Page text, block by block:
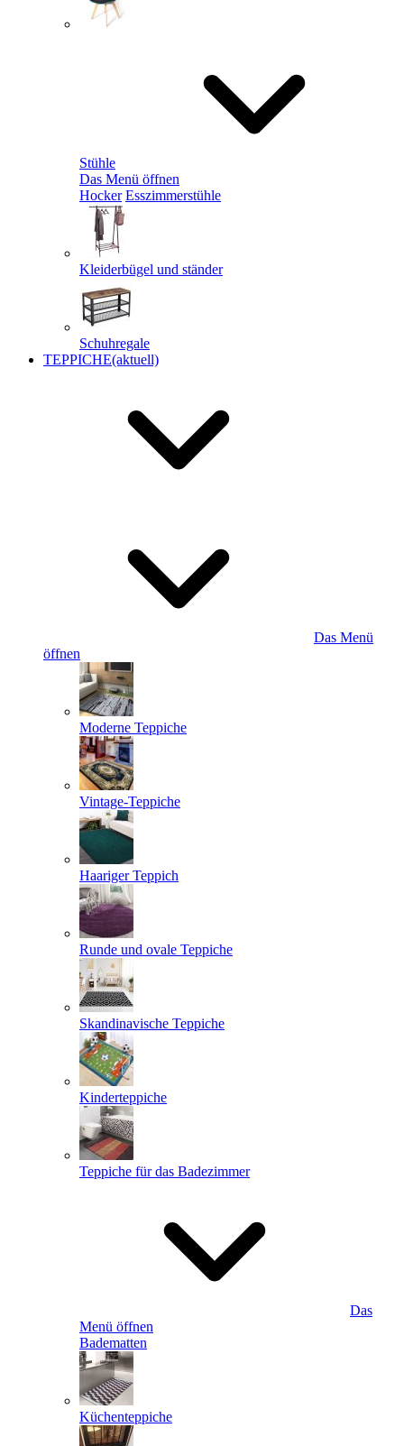
Stühle
Das Menü öffnen
Hocker Esszimmerstühle
Kleiderbügel und ständer
Schuhregale
TEPPICHE(aktuell)
Das Menü
öffnen
Moderne Teppiche
Vintage-Teppiche
Haariger Teppich
Runde und ovale Teppiche
Skandinavische Teppiche
Kinderteppiche
Teppiche für das Badezimmer
Das
Menü öffnen
Badematten
Küchenteppiche